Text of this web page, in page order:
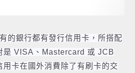
的銀行都有發行信用卡，所搭配
是 VISA、Mastercard 或 JCB
用卡在國外消費除了有刷卡的交